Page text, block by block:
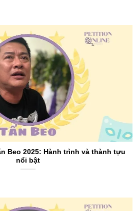
Beo 2025: Hành trình và thành tựu
nổi bật